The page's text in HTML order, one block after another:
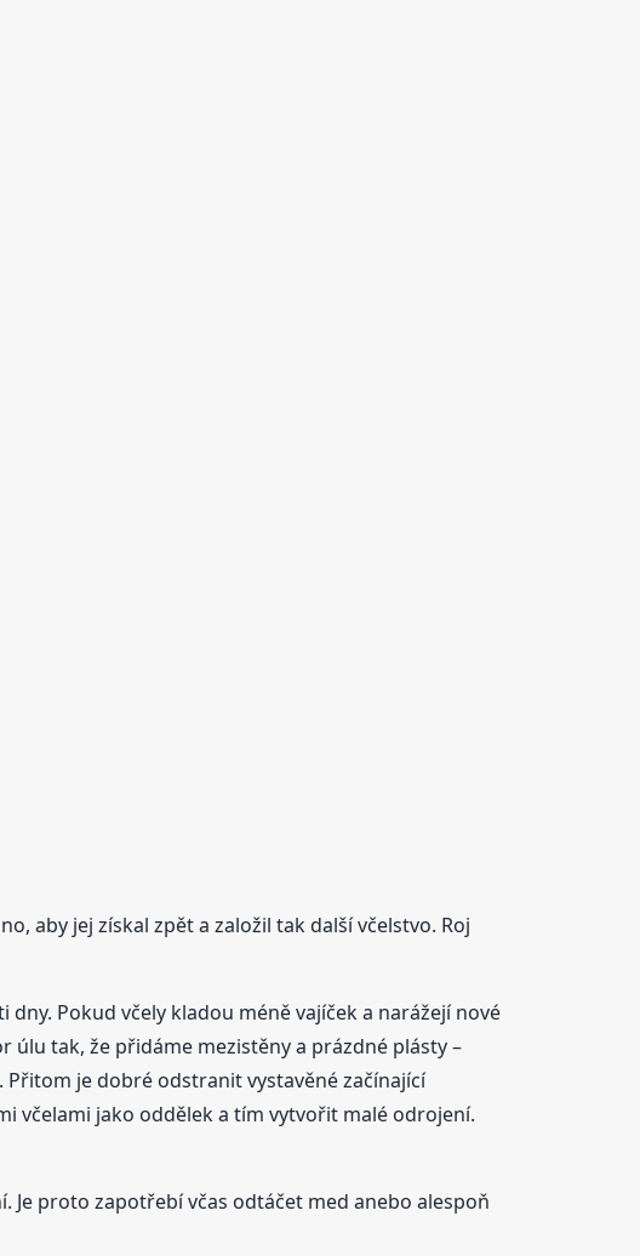
aby jej získal zpět a založil tak další včelstvo. Roj
Pokud včely kladou méně vajíček a narážejí nové
tak, že přidáme mezistěny a prázdné plásty –
je dobré odstranit vystavěné začínající
včelami jako oddělek a tím vytvořit malé odrojení.
proto zapotřebí včas odtáčet med anebo alespoň